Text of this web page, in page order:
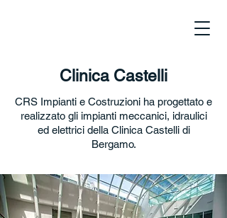
Clinica Castelli
CRS Impianti e Costruzioni ha progettato e
realizzato gli impianti meccanici, idraulici
ed elettrici della Clinica Castelli di
Bergamo.